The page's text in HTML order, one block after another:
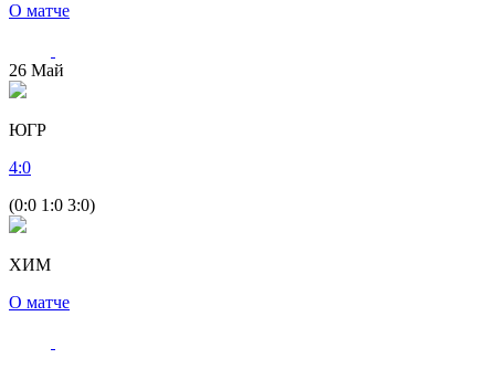
О матче
26 Май
ЮГР
4:0
(0:0 1:0 3:0)
ХИМ
О матче